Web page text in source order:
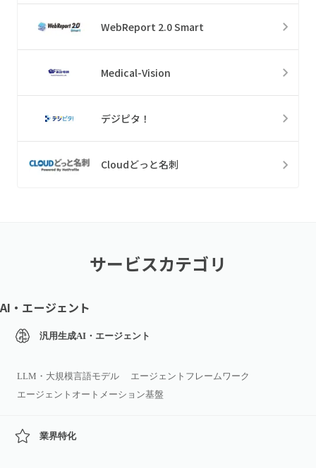
WebReport 2.0 Smart
Medical-Vision
デジピタ！
Cloudどっと名刺
サービスカテゴリ
AI・エージェント
汎用生成AI・エージェント
LLM・大規模言語モデル
エージェントフレームワーク
エージェントオートメーション基盤
業界特化